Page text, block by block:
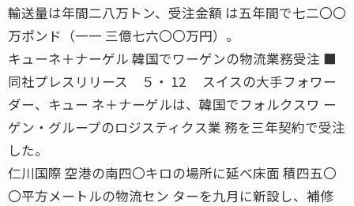
輸送量は年間二八万トン、受注金額 は五年間で七二〇〇
万ポンド（一一 三億七六〇〇万円）。
キューネ＋ナーゲル 韓国でワーゲンの物流業務受注 ■
同社プレスリリース ５・ 12 スイスの大手フォワー
ダー、キュー ネ＋ナーゲルは、韓国でフォルクスワ ー
ゲン・グループのロジスティクス業 務を三年契約で受注
した。
仁川国際 空港の南四〇キロの場所に延べ床面 積四五〇
〇平方メートルの物流セン ターを九月に新設し、補修